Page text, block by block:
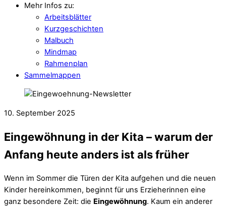
Mehr Infos zu:
Arbeitsblätter
Kurzgeschichten
Malbuch
Mindmap
Rahmenplan
Sammelmappen
10. September 2025
Eingewöhnung in der Kita – warum der
Anfang heute anders ist als früher
Wenn im Sommer die Türen der Kita aufgehen und die neuen
Kinder hereinkommen, beginnt für uns Erzieherinnen eine
ganz besondere Zeit: die Eingewöhnung. Kaum ein anderer